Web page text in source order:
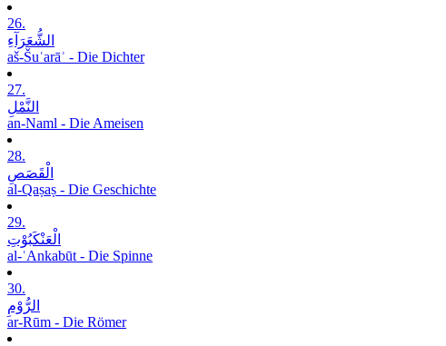
26.
الشُّعَرَآءِ
aš-Šuʿarāʾ - Die Dichter
27.
النَّمْلِ
an-Naml - Die Ameisen
28.
الْقَصَصِ
al-Qaṣaṣ - Die Geschichte
29.
الْعَنْکَبُوْتِ
al-ʿAnkabūt - Die Spinne
30.
الرُّوْمِ
ar-Rūm - Die Römer